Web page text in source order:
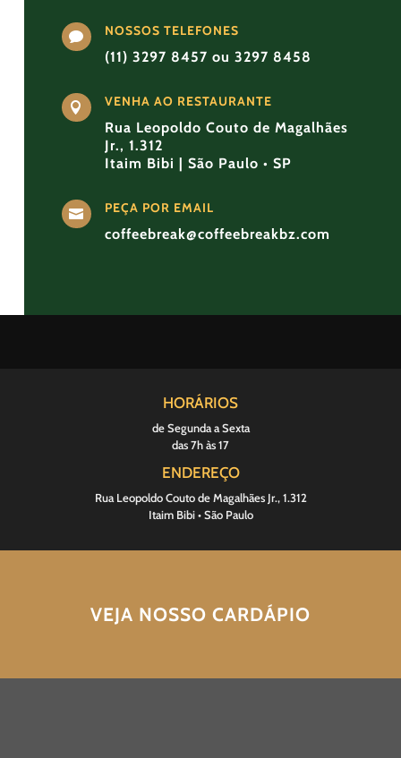
 NOSSOS TELEFONES
(11) 3297 8457 ou 3297 8458
 VENHA AO RESTAURANTE
Rua Leopoldo Couto de Magalhães
Jr., 1.312
Itaim Bibi | São Paulo • SP
 PEÇA POR EMAIL
coffeebreak@coffeebreakbz.com
HORÁRIOS
de Segunda a Sexta
das 7h às 17
ENDEREÇO
Rua Leopoldo Couto de Magalhães Jr., 1.312
Itaim Bibi • São Paulo
VEJA NOSSO CARDÁPIO